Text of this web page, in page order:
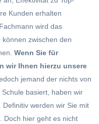
Kunden erhalten
wird das
zwischen den
Wenn Sie für
wir Ihnen hierzu unsere
jemand der nichts von
basiert, haben wir
werden wir Sie mit
Doch hier geht es nicht